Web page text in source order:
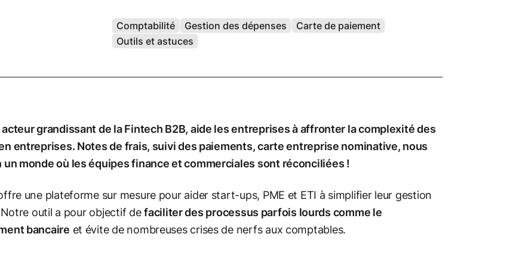
Comptabilité Gestion des dépenses
Carte de paiement
Outils et astuces
grandissant de la Fintech B2B, aide les entreprises à affronter la complexité des
entreprises. Notes de frais, suivi des paiements, carte entreprise nominative, nous
un monde où les équipes finance et commerciales sont réconciliées !
une plateforme sur mesure pour aider start-ups, PME et ETI à simplifier leur gestion
outil a pour objectif defaciliter des processus parfois lourds comme le
bancaire et évite de nombreuses crises de nerfs aux comptables.